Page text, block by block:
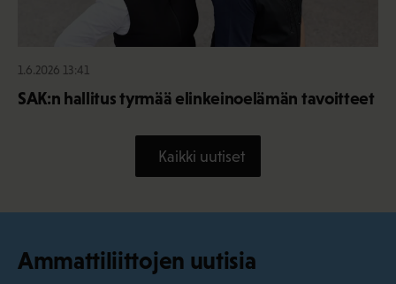
1.6.2026 13:41
SAK:n hallitus tyrmää elinkeinoelämän tavoitteet
Kaikki uutiset
Ammattiliittojen uutisia